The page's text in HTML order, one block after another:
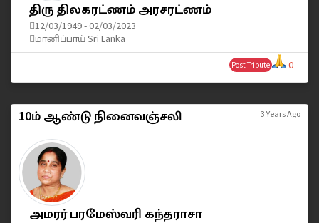
திரு திலகரட்ணம் அரசரட்ணம்
12/03/1949 - 02/03/2023
மானிப்பாய் Sri Lanka
0
Post Tribute
10ம் ஆண்டு நினைவஞ்சலி 3 Years Ago
அமரர் பரமேஸ்வரி கந்தராசா